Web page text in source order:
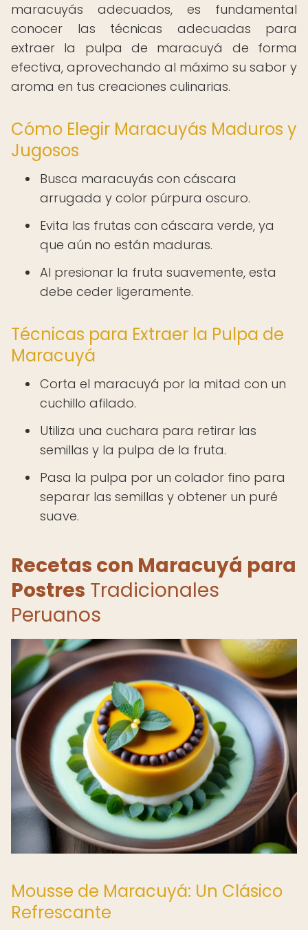
maracuyás adecuados, es fundamental
conocer las técnicas adecuadas para
extraer la pulpa de maracuyá de forma
efectiva, aprovechando al máximo su sabor y
aroma en tus creaciones culinarias.
Cómo Elegir Maracuyás Maduros y
Jugosos
Busca maracuyás con cáscara
arrugada y color púrpura oscuro.
Evita las frutas con cáscara verde, ya
que aún no están maduras.
Al presionar la fruta suavemente, esta
debe ceder ligeramente.
Técnicas para Extraer la Pulpa de
Maracuyá
Corta el maracuyá por la mitad con un
cuchillo afilado.
Utiliza una cuchara para retirar las
semillas y la pulpa de la fruta.
Pasa la pulpa por un colador fino para
separar las semillas y obtener un puré
suave.
Recetas con Maracuyá para
Postres Tradicionales
Peruanos
Mousse de Maracuyá: Un Clásico
Refrescante